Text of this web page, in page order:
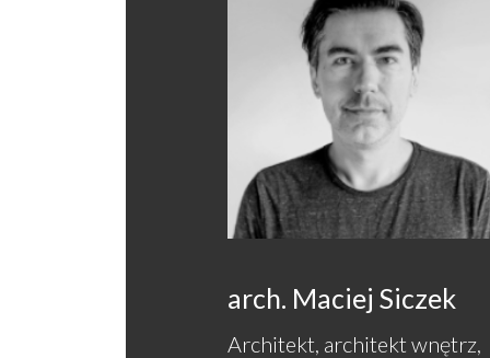
arch. Maciej Siczek
Architekt, architekt wnętrz,